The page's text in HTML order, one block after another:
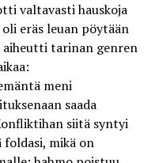
valtavasti hauskoja
eräs leuan pöytään
aiheutti tarinan genren
meni
saada
siitä syntyi
mikä on